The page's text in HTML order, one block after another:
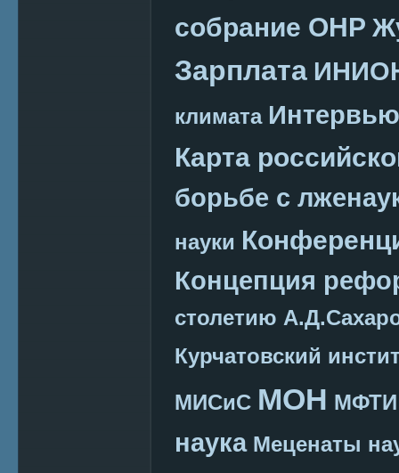
собрание ОНР
Зарплата
климата Интервью
Карта
борьбе с
науки
Концепция
столетию
Курчатовский
МИСиС МОН МФТИ
наука Меценаты